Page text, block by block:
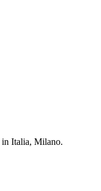
Italia, Milano.